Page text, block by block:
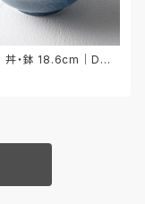
丼・鉢 18.6cm｜DON